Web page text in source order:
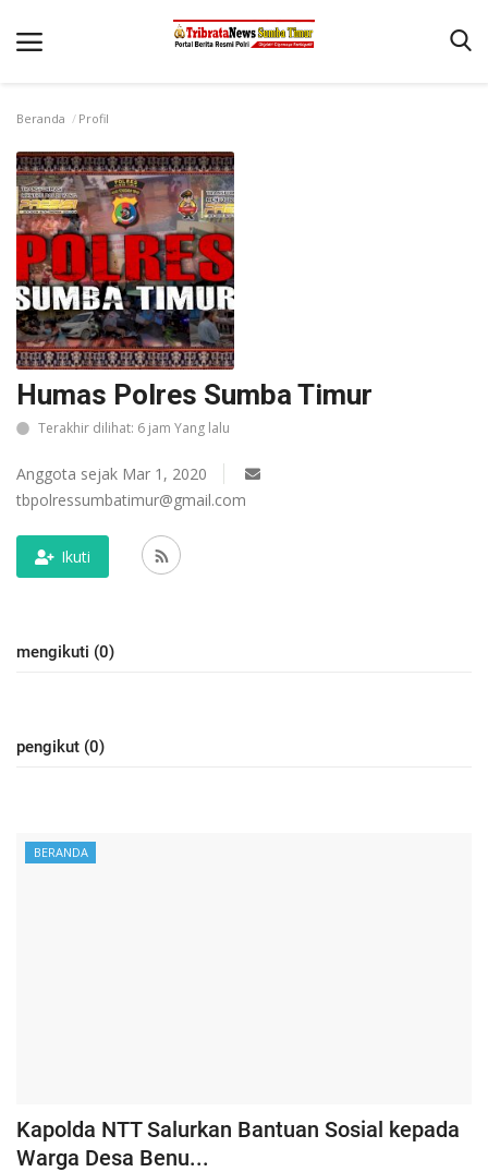
Beranda
Terms & Conditions
Reskrim
Binkam
Giat Ops
Polisi Kita
Mitra Polisi
Lantas
Jurnal Kamtibmas
Beranda Profil
Humas Polres Sumba Timur
Terakhir dilihat: 6 jam Yang lalu
Anggota sejak Mar 1, 2020
tbpolressumbatimur@gmail.com
Ikuti
mengikuti (0)
pengikut (0)
BERANDA
Kapolda NTT Salurkan Bantuan Sosial kepada
Warga Desa Benu...